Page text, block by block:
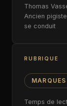
Thomas
Ancien
se conduit
RUBRIQUE
Temps de